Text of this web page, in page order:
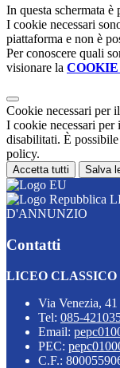
In questa schermata
I cookie necessari
piattaforma e non è
Per conoscere quali
visionare la
Cookie necessari per
I cookie necessari per
disabilitati. È
policy.
Accetta tutti Salva
D'ANNUNZIO
Contatti
LICEO
Via Venezia, 41
Tel: 085-
Email:
PEC:
C.F.: